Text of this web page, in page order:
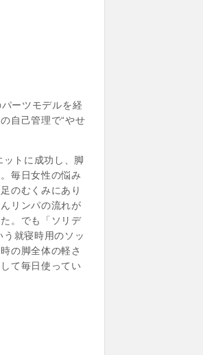
ーツモデルを経
自己管理で“やせ
トに成功し、脚
毎日女性の悩み
のむくみにあり
リンパの流れが
。でも「ソリデ
就寝時用のソッ
の脚全体の軽さ
て毎日使ってい